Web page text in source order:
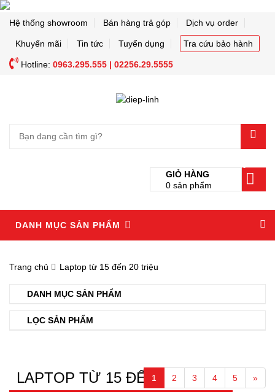
Hệ thống showroom Bán hàng trả góp Dịch vụ order
Khuyến mãi Tin tức Tuyển dụng Tra cứu bảo hành
Hotline: 0963.295.555 | 02256.29.5555
GIỎ HÀNG
0 sản phẩm
DANH MỤC SẢN PHẨM
Trang chủ Laptop từ 15 đến 20 triệu
DANH MỤC SẢN PHẨM
LỌC SẢN PHẨM
LAPTOP TỪ 15 ĐẾN 20 TRIỆU
1 2 3 4 5 »